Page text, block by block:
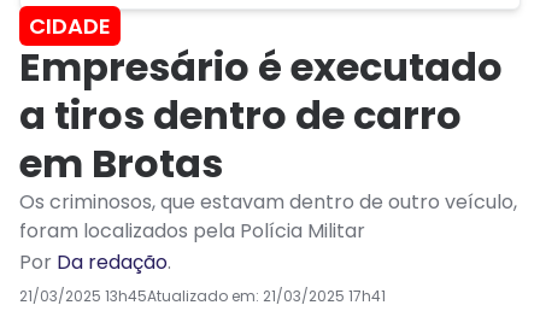
CIDADE
Empresário é executado
a tiros dentro de carro
em Brotas
Os criminosos, que estavam dentro de outro veículo,
foram localizados pela Polícia Militar
Por Da redação.
21/03/2025 13h45Atualizado em: 21/03/2025 17h41